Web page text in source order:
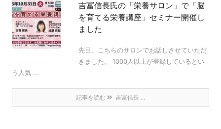
吉冨信長氏の「栄養サロン」で「脳
を育てる栄養講座」セミナー開催し
ました
先日、こちらのサロンでお話しさせていただ
きました。 1000人以上が登録しているとい
う人気 ...
記事を読む 吉冨信長 ...